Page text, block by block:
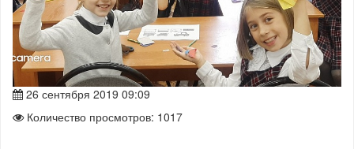
26 сентября 2019 09:09
Количество просмотров: 1017